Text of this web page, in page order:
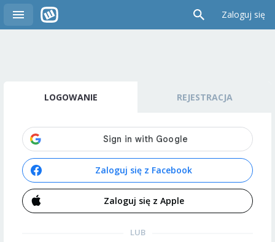
Zaloguj się
LOGOWANIE REJESTRACJA
Zaloguj się z Facebook
Zaloguj się z Apple
LUB